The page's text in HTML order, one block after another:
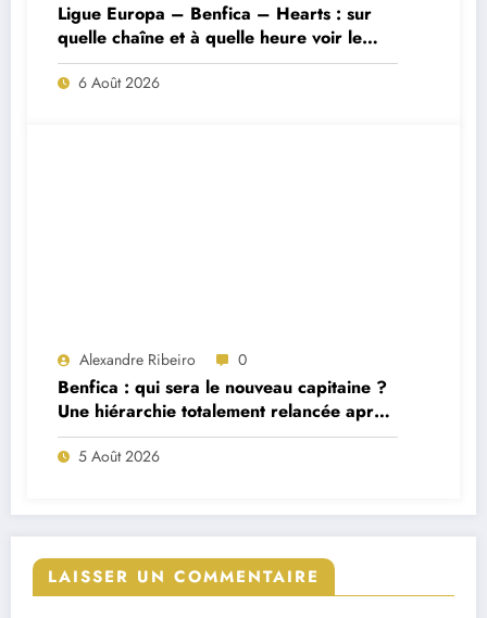
Ligue Europa – Benfica – Hearts : sur
quelle chaîne et à quelle heure voir le
match ?
6 Août 2026
Alexandre Ribeiro 0
Benfica : qui sera le nouveau capitaine ?
Une hiérarchie totalement relancée après
deux départs majeurs
5 Août 2026
LAISSER UN COMMENTAIRE